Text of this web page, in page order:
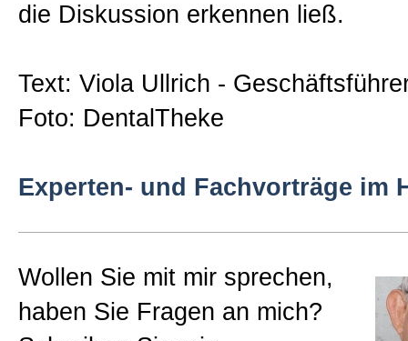
die Diskussion erkennen ließ.
Text: Viola Ullrich -
Foto: DentalTheke
Experten- und Fachvorträge im
Wollen Sie mit mir sprechen,
haben Sie Fragen an mich?